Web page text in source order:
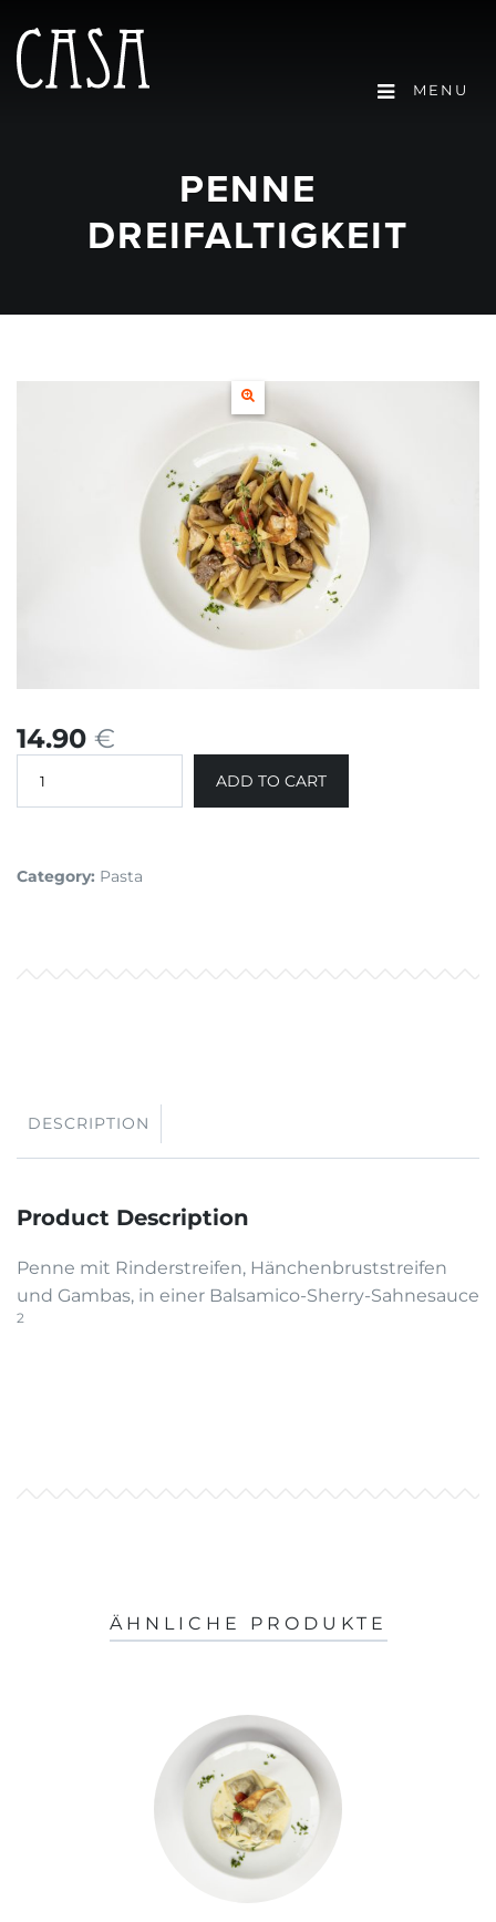
MENU
PENNE
DREIFALTIGKEIT
14.90 €
ADD TO CART
Category: Pasta
DESCRIPTION
Product Description
Penne mit Rinderstreifen, Hänchenbruststreifen
und Gambas, in einer Balsamico-Sherry-Sahnesauce
2
ÄHNLICHE PRODUKTE